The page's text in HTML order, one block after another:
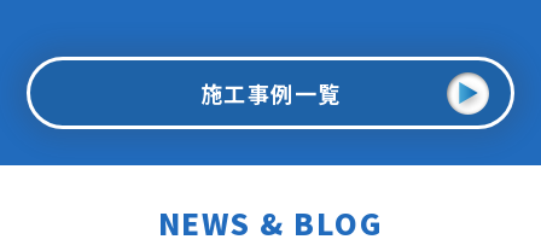
施工事例一覧
NEWS & BLOG